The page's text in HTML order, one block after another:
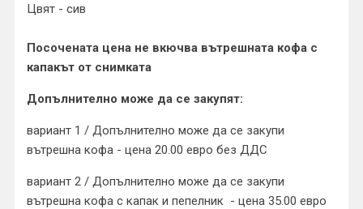
Цвят - сив
Посочената цена не вкючва вътрешната кофа с
капакът от снимката
Допълнително може да се закупят:
вариант 1 / Допълнително може да се закупи
вътрешна кофа - цена 20.00 евро без ДДС
вариант 2 / Допълнително може да се закупи
вътрешна кофа с капак и пепелник - цена 35.00 евро